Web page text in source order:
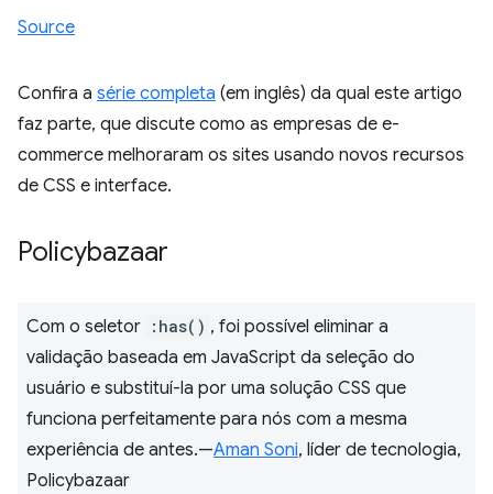
Source
Confira a série completa (em inglês) da qual este artigo
faz parte, que discute como as empresas de e-
commerce melhoraram os sites usando novos recursos
de CSS e interface.
Policybazaar
Com o seletor :has() , foi possível eliminar a
validação baseada em JavaScript da seleção do
usuário e substituí-la por uma solução CSS que
funciona perfeitamente para nós com a mesma
experiência de antes.—Aman Soni, líder de tecnologia,
Policybazaar